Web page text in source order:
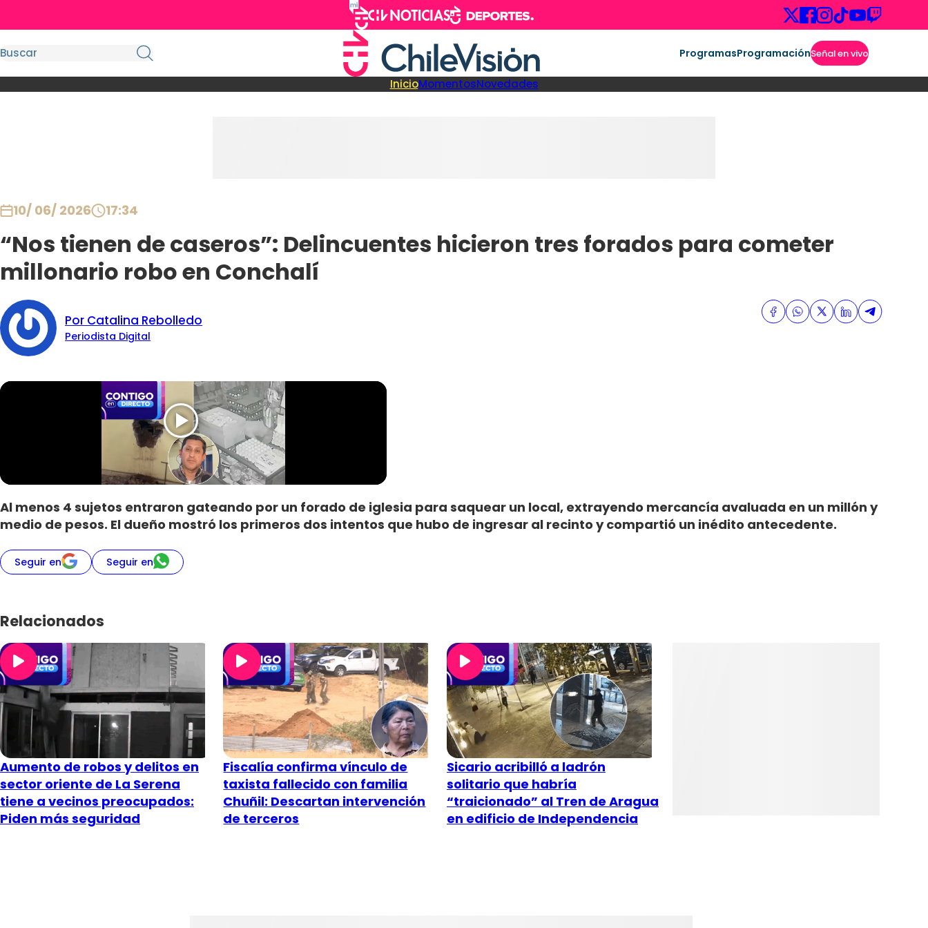
ProgramasProgramaciónSeñal en vivo
InicioMomentosNovedades
10/ 06/ 2026 17:34
“Nos tienen de caseros”: Delincuentes hicieron tres forados para cometer
millonario robo en Conchalí
Por Catalina Rebolledo
Periodista Digital
Al menos 4 sujetos entraron gateando por un forado de iglesia para saquear un local, extrayendo mercancía avaluada en un millón y
medio de pesos. El dueño mostró los primeros dos intentos que hubo de ingresar al recinto y compartió un inédito antecedente.
Seguir en Seguir en
Relacionados
Aumento de robos y delitos en
sector oriente de La Serena
tiene a vecinos preocupados:
Piden más seguridad
Fiscalía confirma vínculo de
taxista fallecido con familia
Chuñil: Descartan intervención
de terceros
Sicario acribilló a ladrón
solitario que habría
“traicionado” al Tren de Aragua
en edificio de Independencia